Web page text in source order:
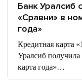
Банк Уралсиб
«Сравни» в
года»
Кредитная карта
Уралсиб
карта года»…